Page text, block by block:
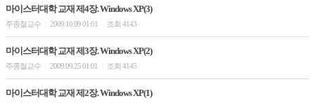
마이스터대학 교재 제4장. Windows XP(3)
주종철교수 2009.10.09 01:01 조회 4143
마이스터대학 교재 제3장. Windows XP(2)
주종철교수 2009.09.25 01:01 조회 4145
마이스터대학 교재 제2장. Windows XP(1)